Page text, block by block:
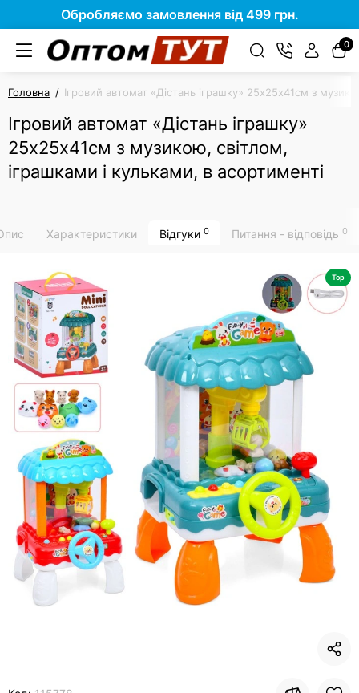
Обробляємо замовлення від 499 грн.
0
Головна Ігровий автомат «Дістань іграшку» 25х25х41см з
Ігровий автомат «Дістань іграшку»
25х25х41см з музикою, світлом,
іграшками і кульками, в асортименті
Характеристики Відгуки 0 Питання - відповідь 0
Top